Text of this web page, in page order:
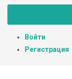
Войти
Регистрация